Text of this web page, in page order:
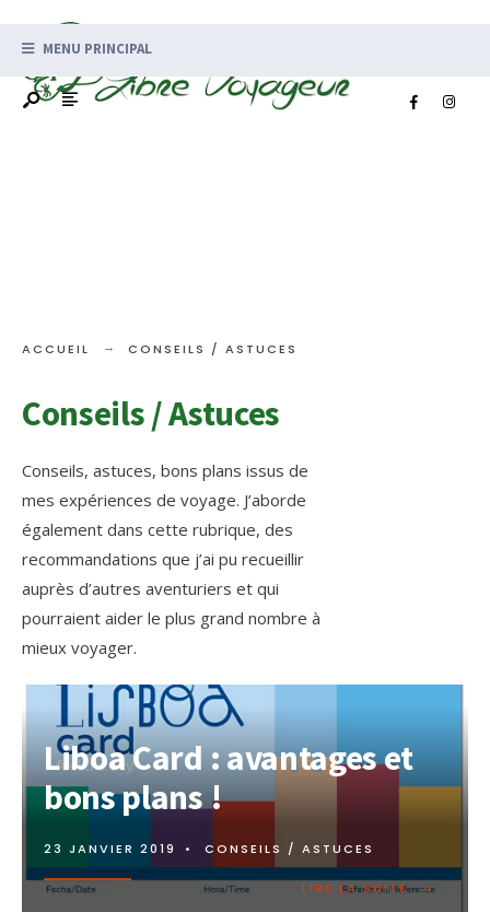
MENU PRINCIPAL
ACCUEIL CONSEILS / ASTUCES
Conseils / Astuces
Conseils, astuces, bons plans issus de
mes expériences de voyage. J’aborde
également dans cette rubrique, des
recommandations que j’ai pu recueillir
auprès d’autres aventuriers et qui
pourraient aider le plus grand nombre à
mieux voyager.
Liboa Card : avantages et
bons plans !
23 JANVIER 2019 • CONSEILS / ASTUCES
LIRE LA SUITE →